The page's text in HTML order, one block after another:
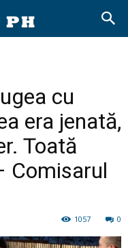
cu
era jenată,
Toată
Comisarul
0
1057